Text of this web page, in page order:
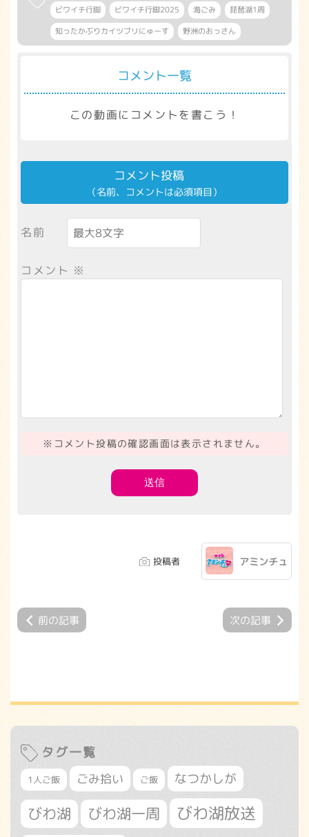
ビワイチ行脚
ビワイチ行脚2025 海ごみ
琵琶湖1周
知ったかぶりカイツブリにゅーす
野洲のおっさん
コメント一覧
この動画にコメントを書こう！
コメント投稿
（名前、コメントは必須項目）
名前
コメント ※
※コメント投稿の確認画面は表示されません。
投稿者 アミンチュ
前の記事 次の記事
タグ一覧
1人ご飯 ごみ拾い ご飯 なつかしが
びわ湖 びわ湖一周 びわ湖放送